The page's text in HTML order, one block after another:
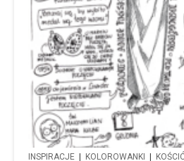
INSPIRACJE KOLOROWANKI